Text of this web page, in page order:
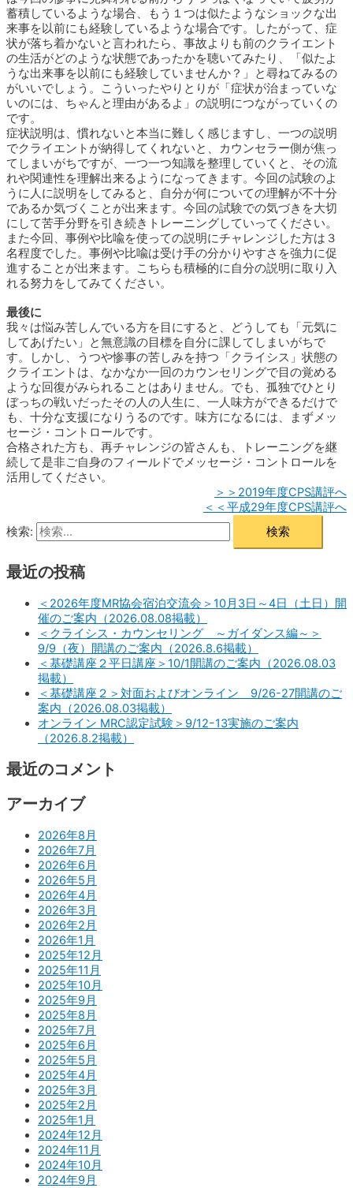
蓄積しているような場合、もう１つは似たようなショックな出
来事を以前にも経験しているような場合です。したがって、症
状が落ち着かないと言われたら、事故よりも前のクライエント
の生活がどのような状態であったかを聴いてみたり、「似たよ
うな出来事を以前にも経験していませんか？」と尋ねてみるの
がいいでしょう。こういったやりとりが「症状が治まっていな
いのには、ちゃんと理由があるよ」の説明につながっていくの
です。
症状説明は、慣れないと本当に難しく感じますし、一つの説明
でクライエントが納得してくれないと、カウンセラー側が焦っ
てしまいがちですが、一つ一つ知識を整理していくと、その流
れや関連性を理解出来るようになってきます。今回の試験のよ
うに人に説明をしてみると、自分が何についての理解が不十分
であるか気づくことが出来ます。今回の試験での気づきを大切
にして苦手分野を引き続きトレーニングしていってください。
また今回、事例や比喩を使っての説明にチャレンジした方は３
名程度でした。事例や比喩は受け手の分かりやすさを強力に促
進することが出来ます。こちらも積極的に自分の説明に取り入
れる努力をしてみてください。
最後に
我々は悩み苦しんでいる方を目にすると、どうしても「元気に
してあげたい」と無意識の目標を自分に課してしまいがちで
す。しかし、うつや惨事の苦しみを持つ「クライシス」状態の
クライエントは、なかなか一回のカウンセリングで目の覚める
ような回復がみられることはありません。でも、孤独でひとり
ぼっちの戦いだったその人の人生に、一人味方ができるだけで
も、十分な支援になりうるのです。味方になるには、まずメッ
セージ・コントロールです。
合格された方も、再チャレンジの皆さんも、トレーニングを継
続して是非ご自身のフィールドでメッセージ・コントロールを
活用してください。
＞＞2019年度CPS講評へ
＜＜平成29年度CPS講評へ
検索:
最近の投稿
＜2026年度MR協会宿泊交流会＞10月3日～4日（土日）開
催のご案内（2026.08.08掲載）
＜クライシス・カウンセリング ～ガイダンス編～＞
9/9（夜）開講のご案内（2026.8.6掲載）
＜基礎講座２平日講座＞10/1開講のご案内（2026.08.03
掲載）
＜基礎講座２＞対面およびオンライン 9/26-27開講のご
案内（2026.08.03掲載）
オンライン MRC認定試験＞9/12ｰ13実施のご案内
（2026.8.2掲載）
最近のコメント
アーカイブ
2026年8月
2026年7月
2026年6月
2026年5月
2026年4月
2026年3月
2026年2月
2026年1月
2025年12月
2025年11月
2025年10月
2025年9月
2025年8月
2025年7月
2025年6月
2025年5月
2025年4月
2025年3月
2025年2月
2025年1月
2024年12月
2024年11月
2024年10月
2024年9月